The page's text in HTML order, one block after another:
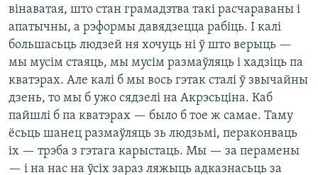
вінаватая, што стан грамадзтва такі расчараваны і
апатычны, а рэформы давядзецца рабіць. І калі
большасьць людзей ня хочуць ні ў што верыць —
мы мусім стаяць, мы мусім размаўляць і хадзіць па
кватэрах. Але калі б мы вось гэтак сталі ў звычайны
дзень, то мы б ужо сядзелі на Акрэсьціна. Каб
пайшлі б па кватэрах — было б тое ж самае. Таму
ёсьць шанец размаўляць зь людзьмі, пераконваць
іх — трэба з гэтага карыстаць. Мы — за перамены
— і на нас на ўсіх зараз ляжыць адказнасьць за